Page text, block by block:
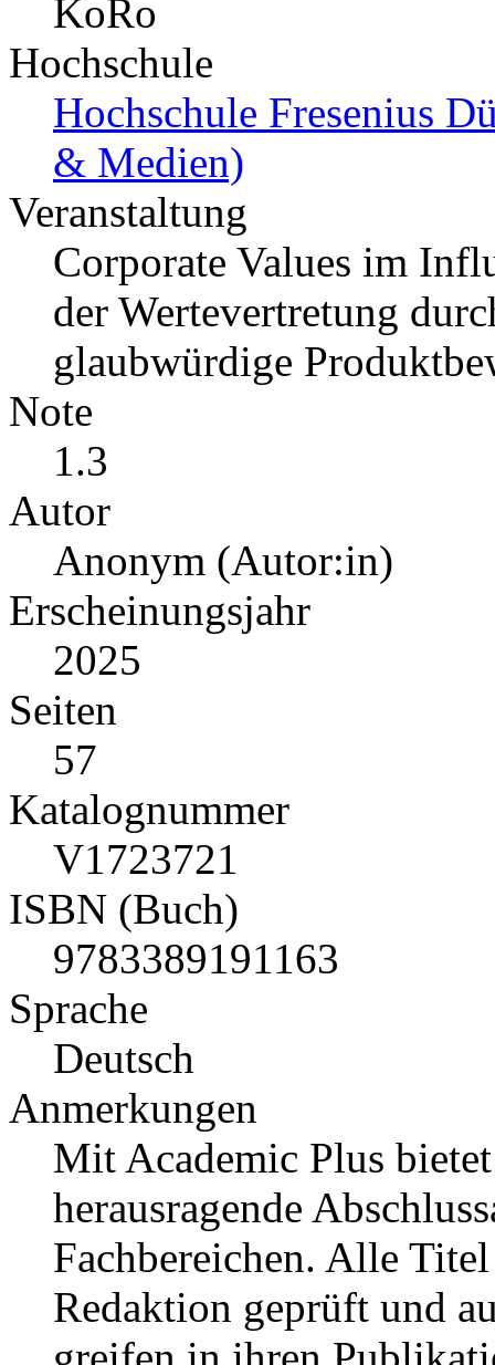
KoRo
Hochschule
Hochschule Fresenius
& Medien)
Veranstaltung
Corporate Values im
der Wertevertretung
glaubwürdige
Note
1.3
Autor
Anonym (Autor:in)
Erscheinungsjahr
2025
Seiten
57
Katalognummer
V1723721
ISBN (Buch)
9783389191163
Sprache
Deutsch
Anmerkungen
Mit Academic Plus
herausragende
Fachbereichen. Alle
Redaktion geprüft und